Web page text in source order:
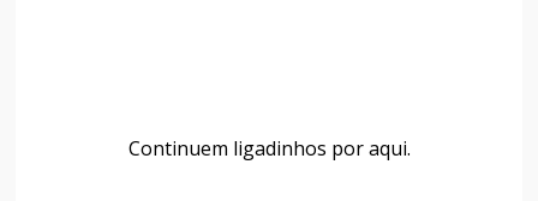
Continuem ligadinhos por aqui.